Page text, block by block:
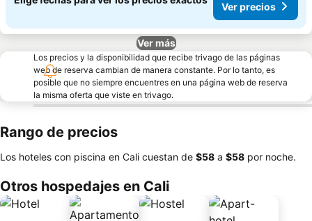
Ver precios
Ver más
Los precios y la disponibilidad que recibe trivago de las páginas
web de reserva cambian de manera constante. Por lo tanto, es
posible que no siempre encuentres en una página web de reserva
la misma oferta que viste en trivago.
Rango de precios
Los hoteles con piscina en Cali cuestan de ‎$58 a ‎$58 por noche.
Otros hospedajes en Cali